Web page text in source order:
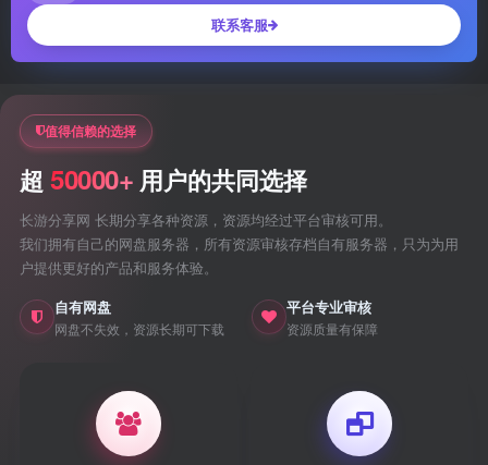
联系客服
值得信赖的选择
超 50000+ 用户的共同选择
长游分享网 长期分享各种资源，资源均经过平台审核可用。
我们拥有自己的网盘服务器，所有资源审核存档自有服务器，只为为用
户提供更好的产品和服务体验。
自有网盘
网盘不失效，资源长期可下载
平台专业审核
资源质量有保障